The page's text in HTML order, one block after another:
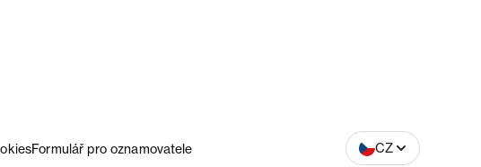
Formulář pro oznamovatele CZ